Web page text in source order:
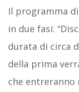
Il programma
in due fasi:
durata di circa
della prima
che entreranno